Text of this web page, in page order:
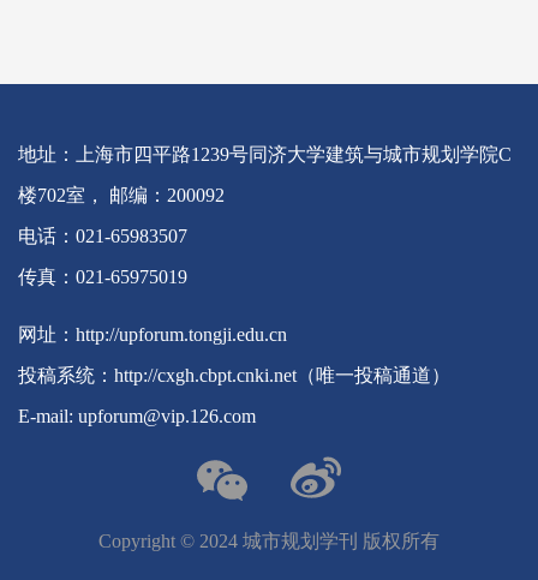
地址：上海市四平路1239号同济大学建筑与城市规划学院C
楼702室， 邮编：200092
电话：021-65983507
传真：021-65975019
网址：http://upforum.tongji.edu.cn
投稿系统：http://cxgh.cbpt.cnki.net（唯一投稿通道）
E-mail: upforum@vip.126.com
Copyright ©️ 2024 城市规划学刊 版权所有